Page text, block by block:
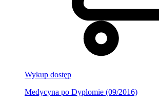
Wykup dostęp
Medycyna po Dyplomie (09/2016)